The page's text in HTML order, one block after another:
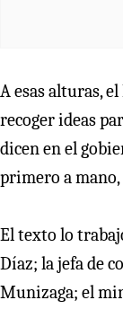
A esas alturas,
recoger ideas
dicen en el
primero a
El texto lo
Díaz; la jefa de
Munizaga; el